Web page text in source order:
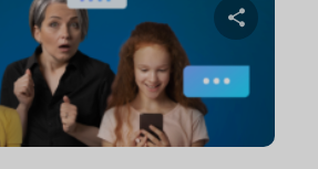
Condividi